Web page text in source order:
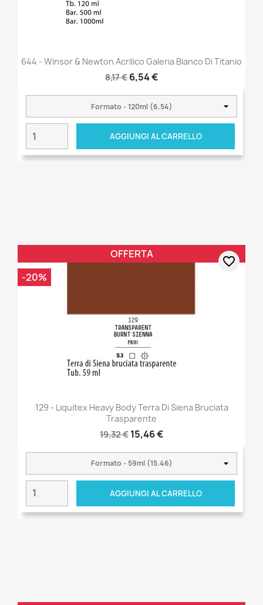
644 - Winsor & Newton Acrilico Galeria Bianco Di Titanio
8,17 € 6,54 €
AGGIUNGI AL CARRELLO
129 - Liquitex Heavy Body Terra Di Siena Bruciata
Trasparente
19,32 € 15,46 €
AGGIUNGI AL CARRELLO
OFFERTA
-20%
favorite_border